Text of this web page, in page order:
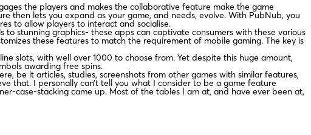
the players and makes the collaborative feature make the game
then lets you expand as your game, and needs, evolve. With PubNub, you
to allow players to interact and socialise.
stunning graphics- these apps can captivate consumers with these various
these features to match the requirement of mobile gaming. The key is
slots, with well over 1000 to choose from. Yet despite this huge amount,
awarding free spins.
be it articles, studies, screenshots from other games with similar features,
that. I personally can’t tell you what I consider to be a game feature
case-stacking came up. Most of the tables I am at, and have ever been at,